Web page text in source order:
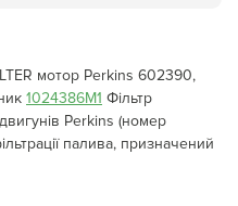
мотор Perkins 602390,
1024386M1 Фільтр
Perkins (номер
палива, призначений